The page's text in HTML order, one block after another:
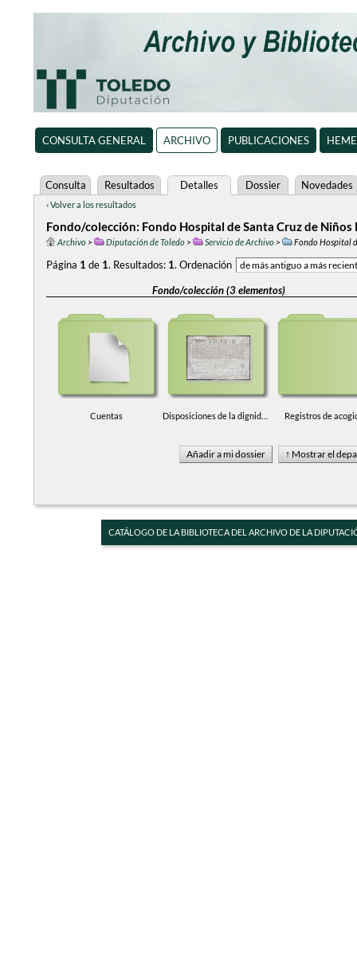
CONSULTA GENERAL ARCHIVO PUBLICACIONES
Consulta Resultados Detalles Dossier Novedades
‹ Volver a los resultados
Fondo/colección: Fondo Hospital de Santa Cruz de Niños
Archivo> Diputación de Toledo> Servicio de Archivo> Fondo Hospital
Página 1 de 1. Resultados: 1. Ordenación
Fondo/colección (3 elementos)
Cuentas Registros de
CATÁLOGO DE LA BIBLIOTECA DEL ARCHIVO DE LA